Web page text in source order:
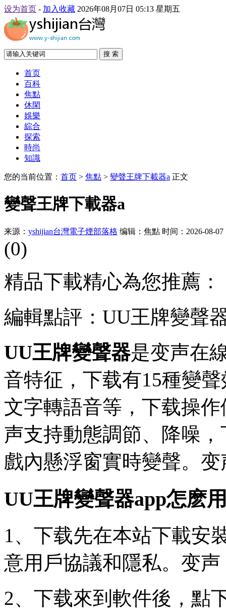
设为首页 - 加入收藏 2026年08月07日 05:13 星期五
搜 索
首页
百科
焦點
休閑
娛樂
綜合
探索
時尚
知識
您的当前位置： 首页 > 焦點 > 變聲王牌下載器a 正文
變聲王牌下載器a
来源： yshijian台灣電子煙部落格 编辑：焦點 时间：2026-08-07
(0)
精品下載精心為您推薦：
編輯點評：UU王牌變聲
UU王牌變聲器是变声在
音特征，下载有15種變
文字轉語音等，下载操
声支持動態調節、降噪
戲內懸浮窗實時變聲。变
UU王牌變聲器app怎麽
1、下载先在本站下載安
意用戶協議和隱私。变声
2、下载來到軟件後，點